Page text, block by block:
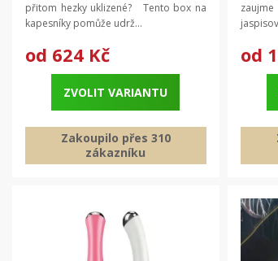
přitom hezky uklizené? Tento box na
kapesníky pomůže udrž...
od 624 Kč
ZVOLIT VARIANTU
Zakoupilo přes 310
zákazníku
od